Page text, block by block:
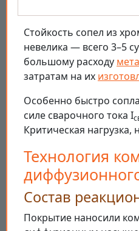
Стойкость сопел из
невелика — всего 3–5
большому расходу
затратам на их
Особенно быстро
силе сварочного тока I
Критическая
Технология
Состав
Покрытие наносили